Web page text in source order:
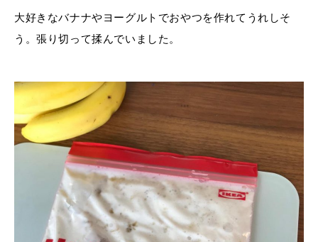
大好きなバナナやヨーグルトでおやつを作れてうれしそ
う。張り切って揉んでいました。